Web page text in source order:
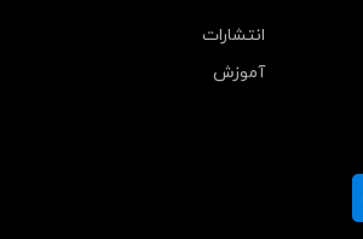
انتشارات
آموزش